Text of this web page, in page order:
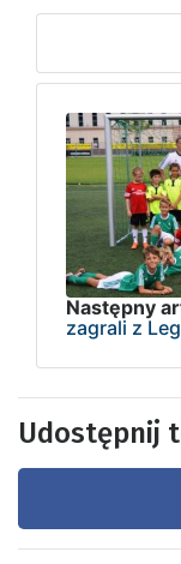
Następny
zagrali z
Udostępnij